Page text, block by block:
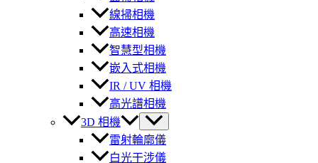
線掃相機
高速相機
智慧型相機
嵌入式相機
IR / UV 相機
高光譜相機
3D 相機
雷射輪廓儀
白光干涉儀